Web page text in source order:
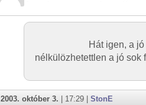
Hát igen, a
nélkülözhetettlen a jó sok
2003. október 3. | 17:29 | StonE